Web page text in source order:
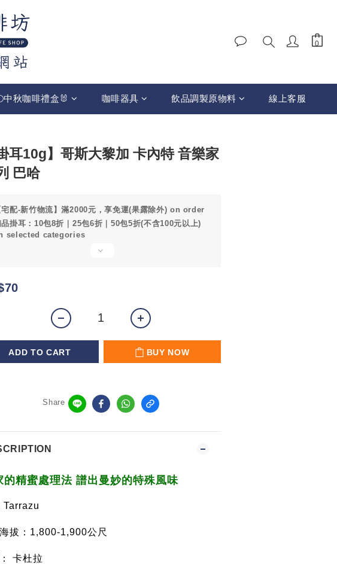
中秋咖啡禮盒🐰 咖啡器具 飲品調製原物料 線上客服
耳10g】哥斯大黎加 卡內特 音樂家
巴哈
宅配-新竹物流】滿2000元，享免運(果露除外) on order
品掛耳：10包8折｜25包6折｜50包5折(不含100元以上)
selected categories
ADD TO CART BUY NOW
Share
的精蜜處理法 譜出曼妙的特殊風味
Tarrazu
拔： 1,800-1,900公尺
卡杜拉